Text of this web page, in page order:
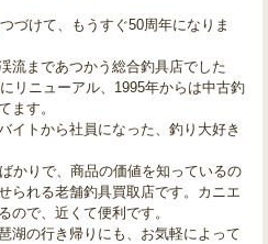
づけて、もうすぐ50周年になりま
流まであつかう総合釣具店でした
リニューアル、1995年からは中古釣
ます。
イトから社員になった、釣り大好き
かりで、商品の価値を知っているの
られる老舗釣具買取店です。カニエ
ので、近くて便利です。
湖の行き帰りにも、お気軽によって